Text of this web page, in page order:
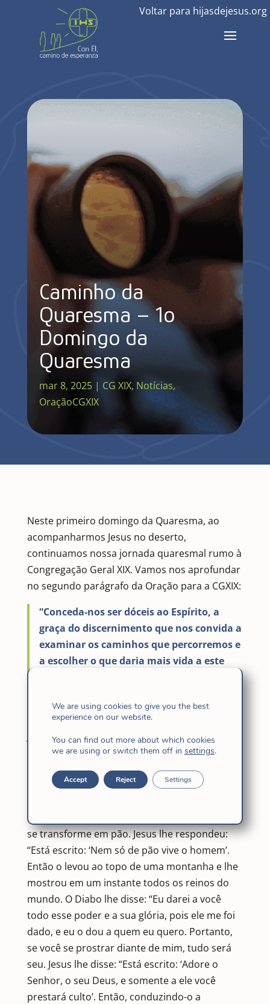
Voltar para hijasdejesus.org
Caminho da
Quaresma – 1º
Domingo da
Quaresma
mar 8, 2025| CG XIX, Notícias,
OraçãoCGXIX
Neste primeiro domingo da Quaresma, ao
acompanharmos Jesus no deserto,
continuamos nossa jornada quaresmal rumo à
Congregação Geral XIX. Vamos nos aprofundar
no segundo parágrafo da Oração para a CGXIX:
“Conceda-nos ser dóceis ao Espírito, a
graça do discernimento que nos convida a
examinar os caminhos que percorremos e
a escolher o que daria mais vida a este
A Palavra nos ilumina
Jesus, cheio do Espírito Santo, saiu do Jordão e
se deixou levar pelo Espírito ao deserto por
quarenta dias, enquanto o Diabo o testava.
Durante esse tempo, ele não comeu nada e, no
você é o Filho de Deus, mande que esta pedra
se transforme em pão. Jesus lhe respondeu:
“Está escrito: ‘Nem só de pão vive o homem’.
Então o levou ao topo de uma montanha e lhe
mostrou em um instante todos os reinos do
mundo. O Diabo lhe disse: “Eu darei a você
todo esse poder e a sua glória, pois ele me foi
dado, e eu o dou a quem eu quero. Portanto,
se você se prostrar diante de mim, tudo será
seu. Jesus lhe disse: “Está escrito: ‘Adore o
Senhor, o seu Deus, e somente a ele você
prestará culto’. Então, conduzindo-o a
We are using cookies to give you the best
experience on our website.
You can find out more about which cookies
we are using or switch them off in settings.
Accept Reject Settings